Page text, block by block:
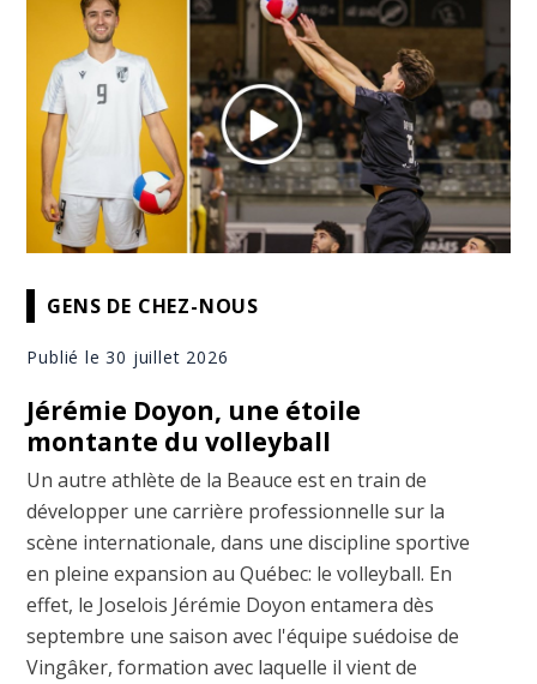
GENS DE CHEZ-NOUS
Publié le 30 juillet 2026
Jérémie Doyon, une étoile
montante du volleyball
Un autre athlète de la Beauce est en train de
développer une carrière professionnelle sur la
scène internationale, dans une discipline sportive
en pleine expansion au Québec: le volleyball. En
effet, le Joselois Jérémie Doyon entamera dès
septembre une saison avec l'équipe suédoise de
Vingâker, formation avec laquelle il vient de